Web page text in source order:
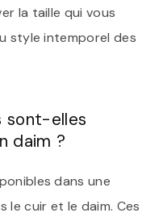
la taille qui vous
style intemporel des
sont-elles
daim ?
dans une
le cuir et le daim. Ces